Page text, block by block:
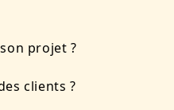
projet ?
clients ?